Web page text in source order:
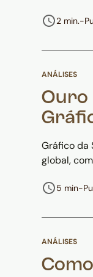
2 min.-
ANÁLISES
Ouro
Gráfico da
global,
5 min-
ANÁLISES